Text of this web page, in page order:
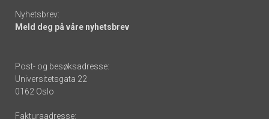
Nyhetsbrev:
Meld deg på våre nyhetsbrev
Post- og besøksadresse:
Universitetsgata 22
0162 Oslo
Fakturaadresse: